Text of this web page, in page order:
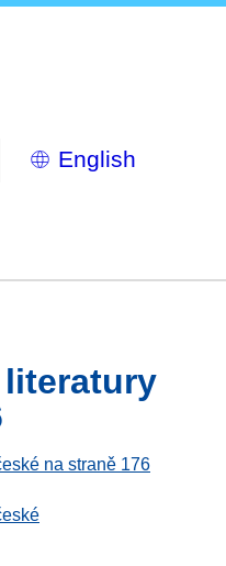
Select
your
na straně 176